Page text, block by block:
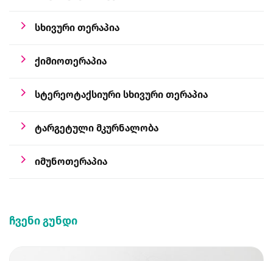
სხივური თერაპია
ქიმიოთერაპია
სტერეოტაქსიური სხივური თერაპია
ტარგეტული მკურნალობა
იმუნოთერაპია
ჩვენი გუნდი